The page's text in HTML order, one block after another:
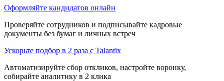
Оформляйте кандидатов онлайн
Проверяйте сотрудников и подписывайте кадровые
документы без бумаг и личных встреч
Ускорьте подбор в 2 раза с Talantix
Автоматизируйте сбор откликов, настройте воронку,
собирайте аналитику в 2 клика